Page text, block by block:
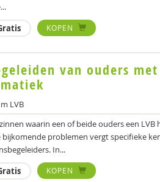
KOPEN
van ouders met
LVB
waarin een of beide ouders een LVB
bijkomende problemen vergt specifieke
In...
KOPEN